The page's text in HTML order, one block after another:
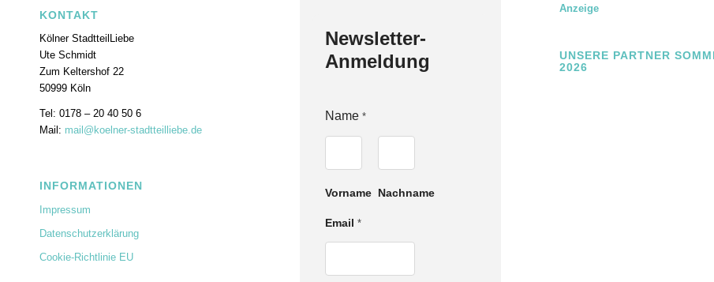
KONTAKT
Kölner StadtteilLiebe
Ute Schmidt
Zum Keltershof 22
50999 Köln
Tel: 0178 – 20 40 50 6
Mail: mail@koelner-stadtteilliebe.de
INFORMATIONEN
Impressum
Datenschutzerklärung
Cookie-Richtlinie EU
Newsletter-
Anmeldung
E
l
Z
u
t
i
m
Name *
Vorname Nachname
Email *
Anzeige
UNSERE PARTNER
2026